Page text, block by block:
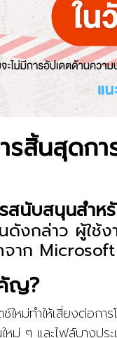
รสิ้นสุดก
สนับสนุนสำห
ดังกล่าว ผู้ใช้
าก
ญ?
ใหม่ทำให้เสี่ยงต่อกา
หม่ ๆ และไฟล์บางป